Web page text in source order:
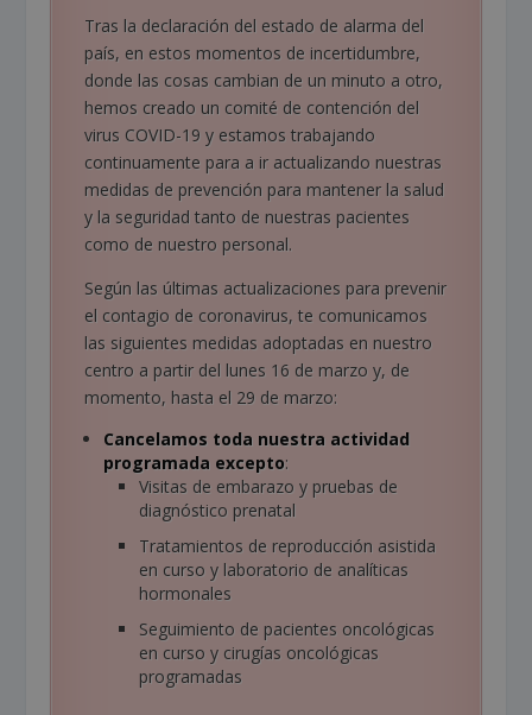
Tras la declaración del estado de alarma del
país, en estos momentos de incertidumbre,
donde las cosas cambian de un minuto a otro,
hemos creado un comité de contención del
virus COVID-19 y estamos trabajando
continuamente para a ir actualizando nuestras
medidas de prevención para mantener la salud
y la seguridad tanto de nuestras pacientes
como de nuestro personal.
Según las últimas actualizaciones para prevenir
el contagio de coronavirus, te comunicamos
las siguientes medidas adoptadas en nuestro
centro a partir del lunes 16 de marzo y, de
momento, hasta el 29 de marzo:
Cancelamos toda nuestra actividad
programada excepto:
Visitas de embarazo y pruebas de
diagnóstico prenatal
Tratamientos de reproducción asistida
en curso y laboratorio de analíticas
hormonales
Seguimiento de pacientes oncológicas
en curso y cirugías oncológicas
programadas